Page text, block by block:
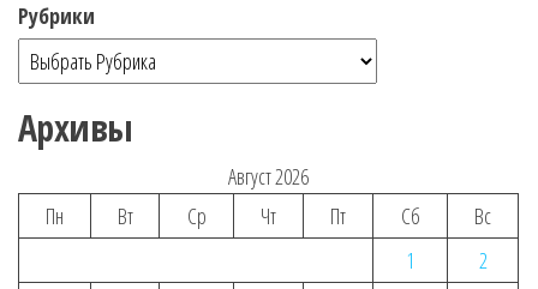
Рубрики
Архивы
Август 2026
Пн
Вт Ср Чт Пт Сб
Вс
1
2